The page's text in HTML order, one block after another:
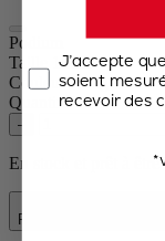
Podium
Taille
18cm
Couleur Rouge
Quantité
–
En stock et prêt à
Prix Spécial
J’accepte
soient
recevoir des